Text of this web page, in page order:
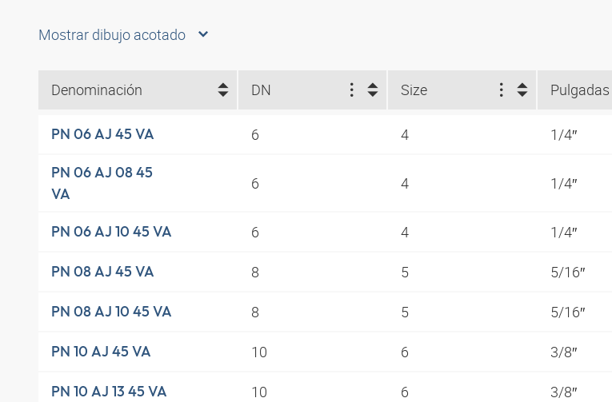
Mostrar dibujo acotado
Denominación DN Size Pulgadas
PN 06 AJ 45 VA 6 4 1/4″
PN 06 AJ 08 45
VA
6 4 1/4″
PN 06 AJ 10 45 VA 6 4 1/4″
PN 08 AJ 45 VA 8 5 5/16″
PN 08 AJ 10 45 VA 8 5 5/16″
PN 10 AJ 45 VA 10 6 3/8″
PN 10 AJ 13 45 VA 10 6 3/8″